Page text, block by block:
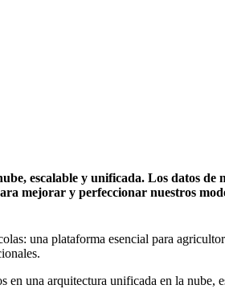
escalable y unificada. Los datos de
mejorar y perfeccionar nuestros
una plataforma esencial para
una arquitectura unificada en la nube,